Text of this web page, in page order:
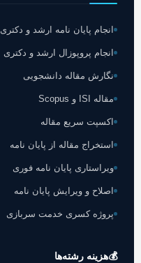
انجام پایان نامه ارشد و دکتری
انجام پروپوزال ارشد و دکتری
نگارش مقاله دانشجویی
مقاله ISI و Scopus
اکسپت سریع مقاله
استخراج مقاله از پایان نامه
ویراستاری پایان نامه فوری
اصلاح و ویرایش پایان نامه
پروژه کسری خدمت سربازی
💰هزینه رشته‌ها